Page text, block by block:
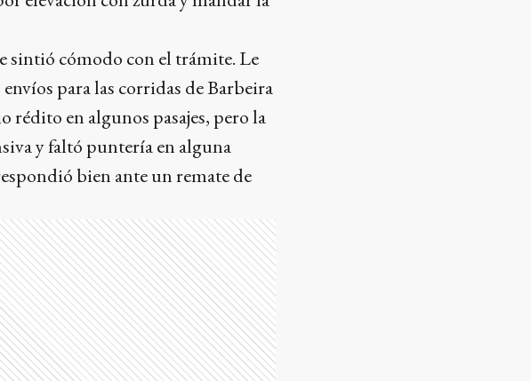
sintió cómodo con el trámite. Le
para las corridas de Barbeira
rédito en algunos pasajes, pero la
y faltó puntería en alguna
bien ante un remate de